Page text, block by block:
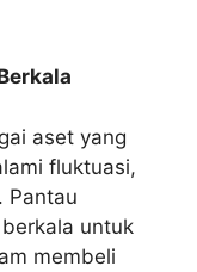
aset yang
fluktuasi,
Pantau
untuk
membeli